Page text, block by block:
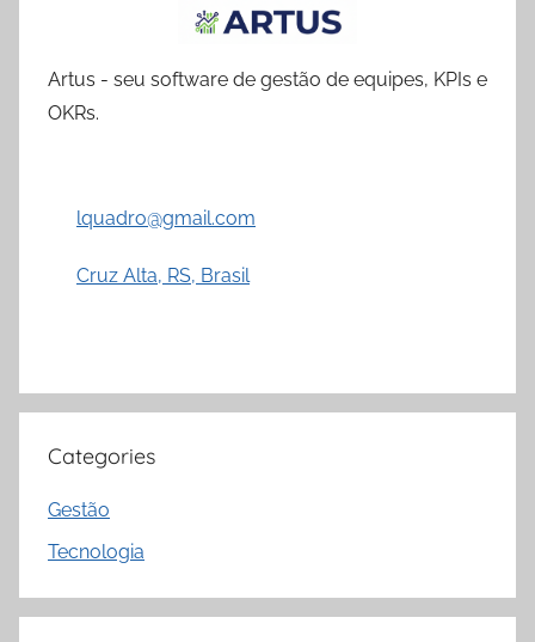
Artus - seu software de gestão de equipes, KPIs e
OKRs.
lquadro@gmail.com
Cruz Alta, RS, Brasil
Categories
Gestão
Tecnologia